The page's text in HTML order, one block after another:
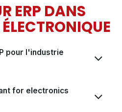
ERP DANS
pour l'industrie
for electronics